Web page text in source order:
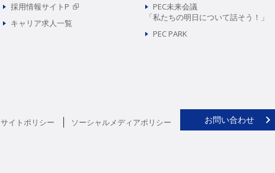
採用情報サイトP
キャリア求人一覧
PEC未来会議
「私たちの明日について話そう！」
PEC PARK
サイトポリシー ソーシャルメディアポリシー お問い合わせ